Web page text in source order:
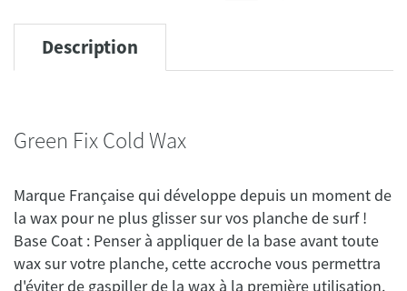
Description
Green Fix Cold Wax
Marque Française qui développe depuis un moment de
la wax pour ne plus glisser sur vos planche de surf !
Base Coat : Penser à appliquer de la base avant toute
wax sur votre planche, cette accroche vous permettra